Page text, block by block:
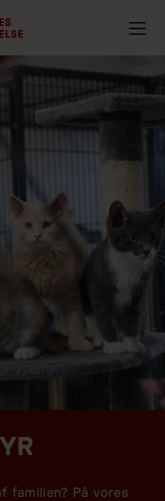
familien? På vores